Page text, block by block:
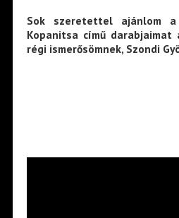
Sok szeretettel ajánlom
Kopanitsa című
régi ismerősömnek, Szondi